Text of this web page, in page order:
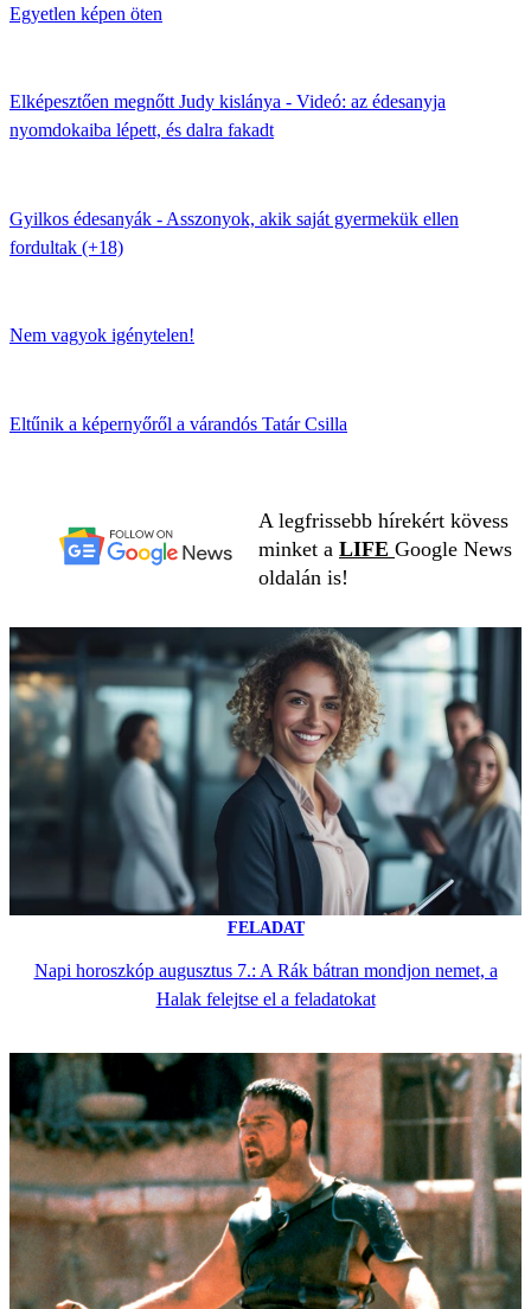
Egyetlen képen öten
Elképesztően megnőtt Judy kislánya - Videó: az édesanyja
nyomdokaiba lépett, és dalra fakadt
Gyilkos édesanyák - Asszonyok, akik saját gyermekük ellen
fordultak (+18)
Nem vagyok igénytelen!
Eltűnik a képernyőről a várandós Tatár Csilla
A legfrissebb hírekért kövess
minket a LIFE Google News
oldalán is!
FELADAT
Napi horoszkóp augusztus 7.: A Rák bátran mondjon nemet, a
Halak felejtse el a feladatokat